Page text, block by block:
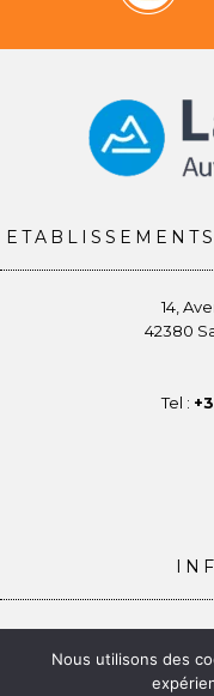
14,
42380
Tel :
Nous utilisons des